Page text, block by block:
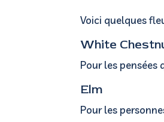
Voici quelques
White
Pour les
Elm
Pour les